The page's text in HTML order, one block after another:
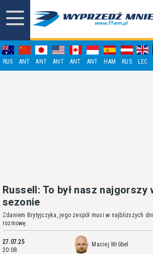
RUS ANT ANT ANT ANT ANT HAM RUS LEC
Russell: To był nasz najgorszy
sezonie
Zdaniem Brytyjczyka, jego zespół musi w najbliższych
rozmowę.
27.07.25
20:08
Maciej Wróbel